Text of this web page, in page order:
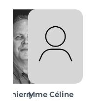
M. ThierryMme Céline